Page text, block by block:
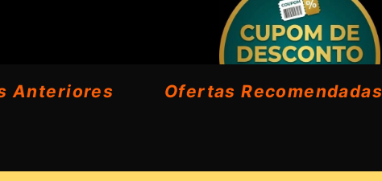
Anteriores Ofertas Recomendadas